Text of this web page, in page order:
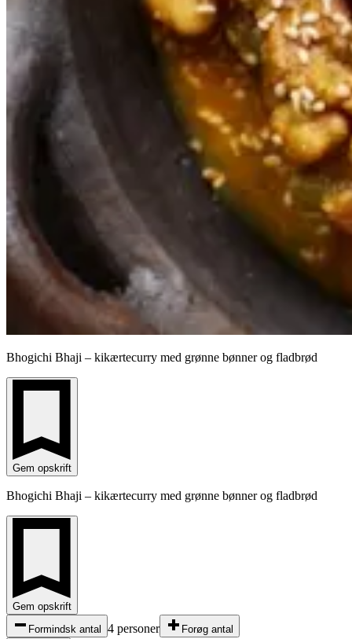
Bhogichi Bhaji – kikærtecurry med grønne bønner og fladbrød
Gem opskrift
Bhogichi Bhaji – kikærtecurry med grønne bønner og fladbrød
Gem opskrift
Formindsk antal
4 personer
Forøg antal